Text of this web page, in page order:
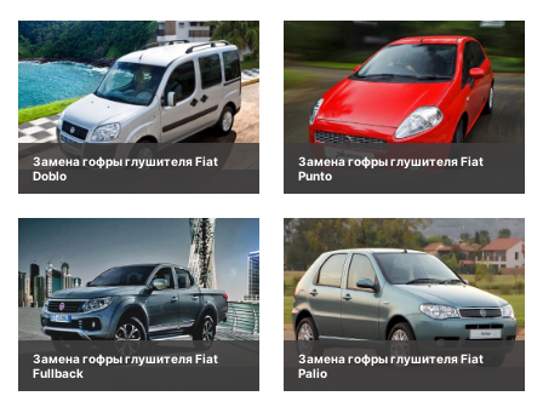
Замена гофры глушителя Fiat
Doblo
Замена гофры глушителя Fiat
Punto
Замена гофры глушителя Fiat
Fullback
Замена гофры глушителя Fiat
Palio